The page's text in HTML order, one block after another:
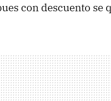
con descuento se